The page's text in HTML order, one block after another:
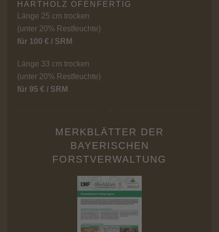
HARTHOLZ OFENFERTIG
Länge 25 cm trocken
(unter 20% Restfeuchte)
für 100 € / SRM
Länge 33 cm trocken
(unter 20% Restfeuchte)
für 95 € / SRM
MERKBLÄTTER DER
BAYERISCHEN
FORSTVERWALTUNG